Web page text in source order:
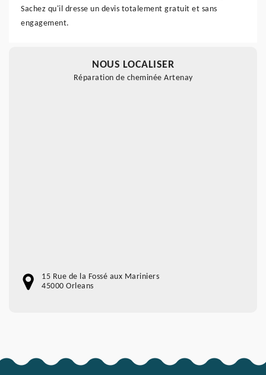
Sachez qu'il dresse un devis totalement gratuit et sans
engagement.
NOUS LOCALISER
Réparation de cheminée Artenay
15 Rue de la Fossé aux Mariniers
45000 Orleans